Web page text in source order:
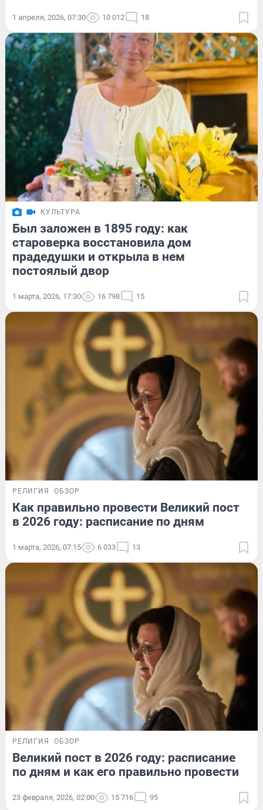
1 апреля, 2026, 07:30 10 012 18
КУЛЬТУРА
Был заложен в 1895 году: как
староверка восстановила дом
прадедушки и открыла в нем
постоялый двор
1 марта, 2026, 17:30 16 798 15
РЕЛИГИЯ ОБЗОР
Как правильно провести Великий пост
в 2026 году: расписание по дням
1 марта, 2026, 07:15 6 033 13
РЕЛИГИЯ ОБЗОР
Великий пост в 2026 году: расписание
по дням и как его правильно провести
23 февраля, 2026, 02:00 15 716 95